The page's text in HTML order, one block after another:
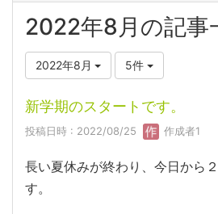
2022年8月の記事
2022年8月 5件
新学期のスタートです。
投稿日時 : 2022/08/25 作成者1
長い夏休みが終わり、今日から
す。